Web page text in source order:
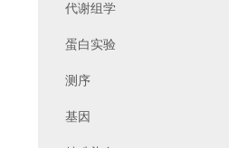
代谢组学
蛋白实验
测序
基因